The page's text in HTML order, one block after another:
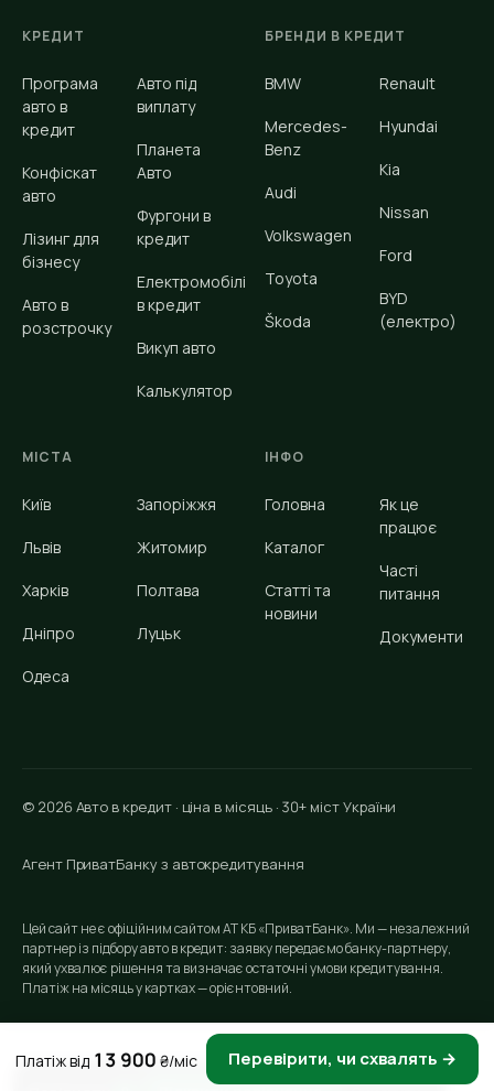
Платіж від 13 900 ₴/міс Перевірити, чи схвалять →
КРЕДИТ
Програма
авто в
кредит
Конфіскат
авто
Лізинг для
бізнесу
Авто в
розстрочку
Авто під
виплату
Планета
Авто
Фургони в
кредит
Електромобілі
в кредит
Викуп авто
Калькулятор
БРЕНДИ В КРЕДИТ
BMW
Mercedes-
Benz
Audi
Volkswagen
Toyota
Škoda
Renault
Hyundai
Kia
Nissan
Ford
BYD
(електро)
МІСТА
Київ
Львів
Харків
Дніпро
Одеса
Запоріжжя
Житомир
Полтава
Луцьк
ІНФО
Головна
Каталог
Статті та
новини
Як це
працює
Часті
питання
Документи
© 2026 Авто в кредит · ціна в місяць · 30+ міст України
Агент ПриватБанку з автокредитування
Цей сайт не є офіційним сайтом АТ КБ «ПриватБанк». Ми — незалежний
партнер із підбору авто в кредит: заявку передаємо банку-партнеру,
який ухвалює рішення та визначає остаточні умови кредитування.
Платіж на місяць у картках — орієнтовний.